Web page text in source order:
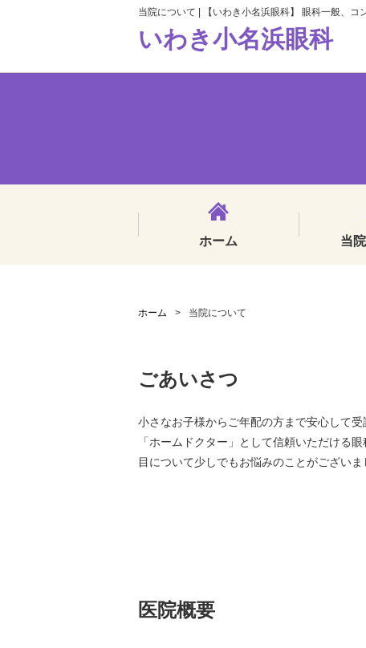
当院について | 【いわき小名浜眼科】 眼科一般、コ
いわき小名浜眼科
ホーム 当
ホーム > 当院について
ごあいさつ
小さなお子様からご年配の方まで安心して
「ホームドクター」として信頼いただける
目について少しでもお悩みのことがござい
医院概要